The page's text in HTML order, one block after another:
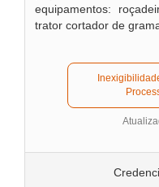
equipamentos:
trator cortador de